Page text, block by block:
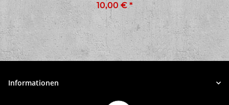
10,00 € *
Informationen